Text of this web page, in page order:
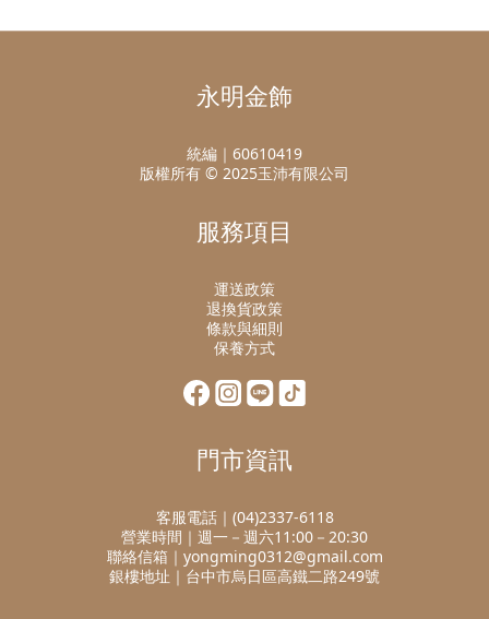
永明金飾
統編｜60610419
版權所有 © 2025玉沛有限公司
服務項目
運送政策
退換貨政策
條款與細則
保養方式
門市資訊
客服電話｜(04)2337-6118
營業時間｜週一－週六11:00－20:30
聯絡信箱｜yongming0312@gmail.com
銀樓地址｜台中市烏日區高鐵二路249號